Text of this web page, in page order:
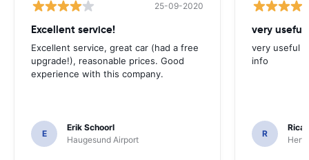
25-09-2020
Excellent service!
Excellent service, great car (had a free
upgrade!), reasonable prices. Good
experience with this company.
E
Erik Schoorl
Haugesund Airport
very useful
very useful
info
R